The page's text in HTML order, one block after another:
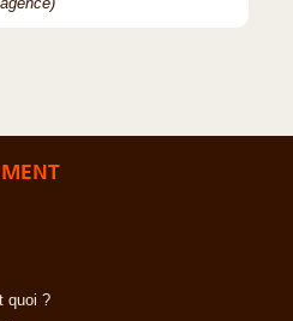
quoi ?